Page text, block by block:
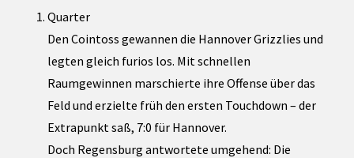
Quarter
Den Cointoss gewannen die Hannover Grizzlies und
legten gleich furios los. Mit schnellen
Raumgewinnen marschierte ihre Offense über das
Feld und erzielte früh den ersten Touchdown – der
Extrapunkt saß, 7:0 für Hannover.
Doch Regensburg antwortete umgehend: Die